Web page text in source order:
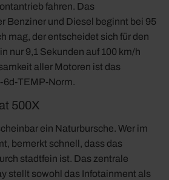
fahren. Das
Benziner und Diesel beginnt bei 95
mag, der entscheidet sich für den
nur 9,1 Sekunden auf 100 km/h
aller Motoren ist das
6d-TEMP-Norm.
500X
ein Naturbursche. Wer im
bemerkt schnell, dass das
stadtfein ist. Das zentrale
stellt sowohl das Infotainment als